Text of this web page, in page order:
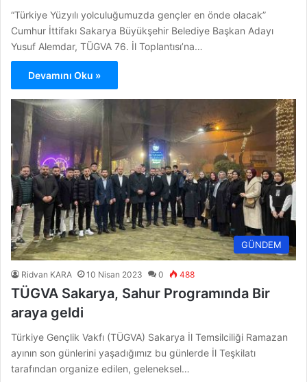
“Türkiye Yüzyılı yolculuğumuzda gençler en önde olacak”
Cumhur İttifakı Sakarya Büyükşehir Belediye Başkan Adayı
Yusuf Alemdar, TÜGVA 76. İl Toplantısı’na…
Devamını Oku »
GÜNDEM
Ridvan KARA 10 Nisan 2023 0 488
TÜGVA Sakarya, Sahur Programında Bir
araya geldi
Türkiye Gençlik Vakfı (TÜGVA) Sakarya İl Temsilciliği Ramazan
ayının son günlerini yaşadığımız bu günlerde İl Teşkilatı
tarafından organize edilen, geleneksel…